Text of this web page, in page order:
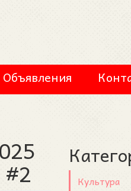
Объявления
Культура